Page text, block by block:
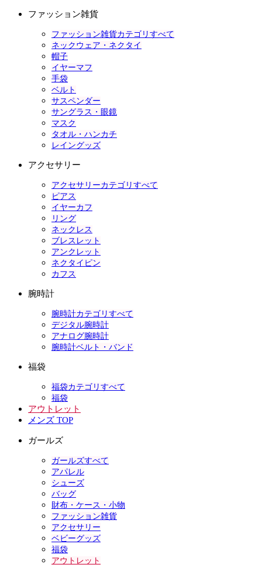
ファッション雑貨
ファッション雑貨カテゴリすべて
ネックウェア・ネクタイ
帽子
イヤーマフ
手袋
ベルト
サスペンダー
サングラス・眼鏡
マスク
タオル・ハンカチ
レイングッズ
アクセサリー
アクセサリーカテゴリすべて
ピアス
イヤーカフ
リング
ネックレス
ブレスレット
アンクレット
ネクタイピン
カフス
腕時計
腕時計カテゴリすべて
デジタル腕時計
アナログ腕時計
腕時計ベルト・バンド
福袋
福袋カテゴリすべて
福袋
アウトレット
メンズ TOP
ガールズ
ガールズすべて
アパレル
シューズ
バッグ
財布・ケース・小物
ファッション雑貨
アクセサリー
ベビーグッズ
福袋
アウトレット